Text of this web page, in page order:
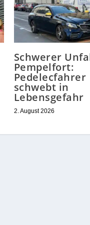
Schwerer
Pempelfort:
Pedelecfahrer
schwebt in
Lebensgefahr
2. August 2026